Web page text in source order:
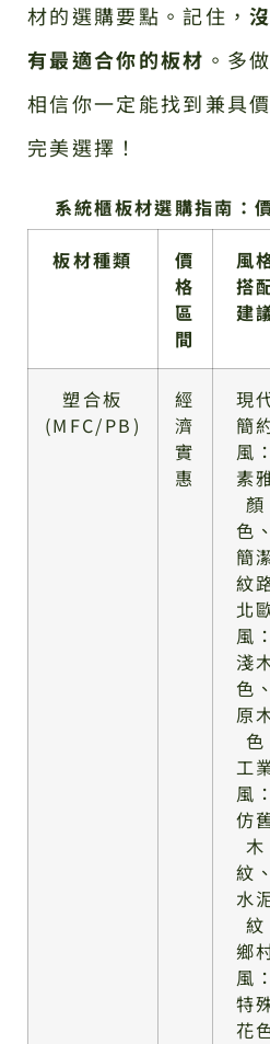
材的選購要點。記住，
有最適合你的板材 。多
相信你一定能找到兼具
完美選擇！
系統櫃板材選購指南：
板材種類
價
格
區
間
風
搭
建
塑合板
(MFC/PB)
經
濟
實
惠
現
簡
風：
素
顏
色、
簡
紋
北
風：
淺
色、
原
色
工
風：
仿
木
紋、
水
紋
鄉
風：
特
花